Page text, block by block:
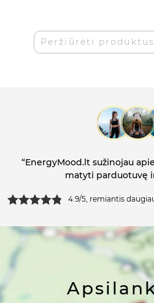
Peržiūrėti produktus
“EnergyMood.lt sužinojau
matyti parduotuvę
4.9/5, remiantis